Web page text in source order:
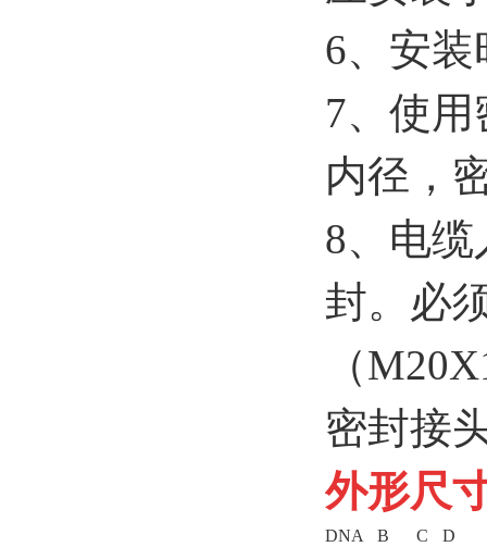
6、安
7、使
内径，
8、电
封。必
（
密封接
外形尺
DNA B C
D